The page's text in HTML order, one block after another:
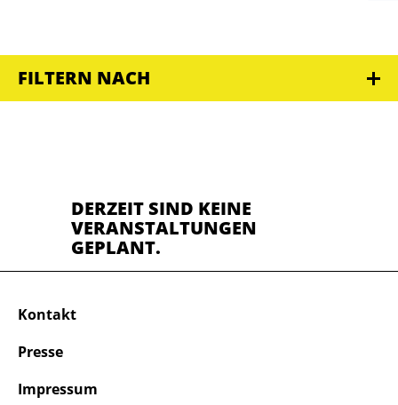
FILTERN NACH
DERZEIT SIND KEINE
VERANSTALTUNGEN
GEPLANT.
Kontakt
Presse
Impressum